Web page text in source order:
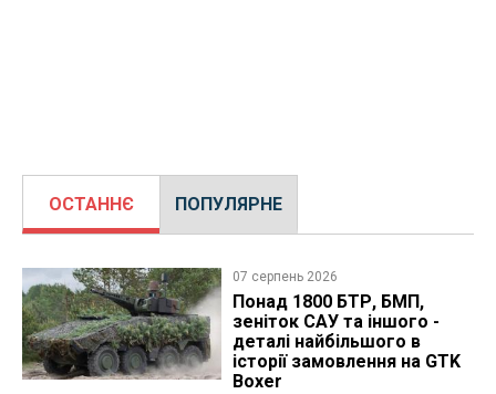
ОСТАННЄ ПОПУЛЯРНЕ
07 серпень 2026
Понад 1800 БТР, БМП,
зеніток САУ та іншого -
деталі найбільшого в
історії замовлення на GTK
Boxer